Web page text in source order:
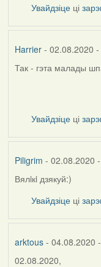
Увайдзіце ці
Harrier- 02.08.2020 -
In
Piligrim
Так - гэта малады
Увайдзіце ці
Piligrim - 02.08.2020
In
reply
by
Вялiкi дзякуй:)
Увайдзіце ці
arktous- 04.08.2020
02.08.2020,